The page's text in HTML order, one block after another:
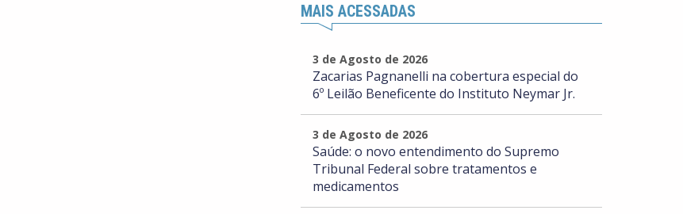
MAIS ACESSADAS
3 de Agosto de 2026
Zacarias Pagnanelli na cobertura especial do
6º Leilão Beneficente do Instituto Neymar Jr.
3 de Agosto de 2026
Saúde: o novo entendimento do Supremo
Tribunal Federal sobre tratamentos e
medicamentos